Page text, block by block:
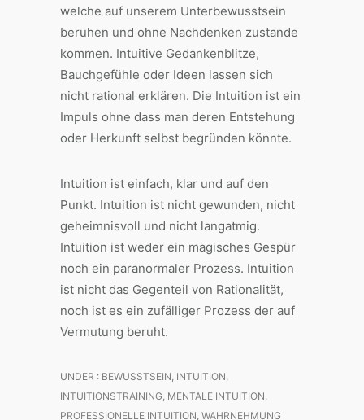
welche auf unserem Unterbewusstsein
beruhen und ohne Nachdenken zustande
kommen. Intuitive Gedankenblitze,
Bauchgefühle oder Ideen lassen sich
nicht rational erklären. Die Intuition ist ein
Impuls ohne dass man deren Entstehung
oder Herkunft selbst begründen könnte.
Intuition ist einfach, klar und auf den
Punkt. Intuition ist nicht gewunden, nicht
geheimnisvoll und nicht langatmig.
Intuition ist weder ein magisches Gespür
noch ein paranormaler Prozess. Intuition
ist nicht das Gegenteil von Rationalität,
noch ist es ein zufälliger Prozess der auf
Vermutung beruht.
UNDER : BEWUSSTSEIN, INTUITION,
INTUITIONSTRAINING, MENTALE INTUITION,
PROFESSIONELLE INTUITION, WAHRNEHMUNG